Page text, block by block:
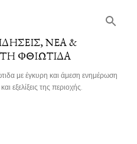
ΝΈΑ &
ΦΘΙΏΤΙΔΑ
με έγκυρη και άμεση ενημέρωση
εξελίξεις της περιοχής.